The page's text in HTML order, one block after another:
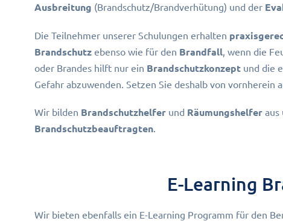
Ausbreitung (Brandschutz/Brandverhütung) und der
Die Teilnehmer unserer Schulungen erhalten
Brandschutz ebenso wie für den Brandfall, wenn die
oder Brandes hilft nur ein Brandschutzkonzept und die
Gefahr abzuwenden. Setzen Sie deshalb von vornherein
Wir bilden Brandschutzhelfer und Räumungshelfer aus
Brandschutzbeauftragten.
E-Learning
Wir bieten ebenfalls ein E-Learning Programm für den